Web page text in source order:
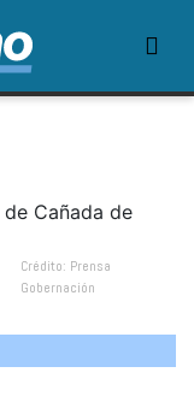
Crédito: Prensa
Gobernación